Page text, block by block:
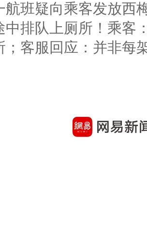
航班疑向乘客发放西
中排队上厕所！乘客
；客服回应：并非每